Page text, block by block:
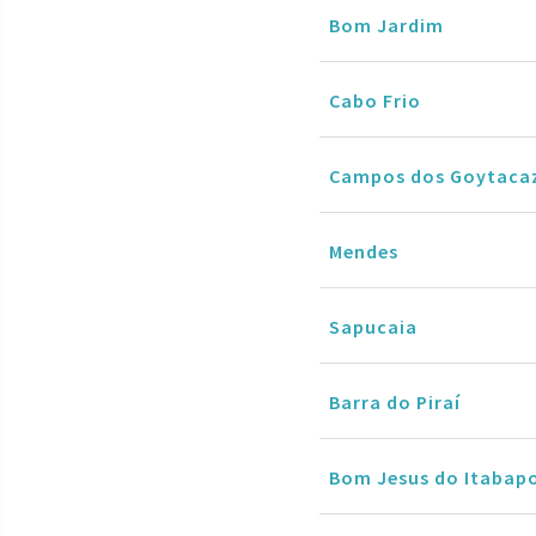
Bom Jardim
Cabo Frio
Campos dos
Mendes
Sapucaia
Barra do Piraí
Bom Jesus do